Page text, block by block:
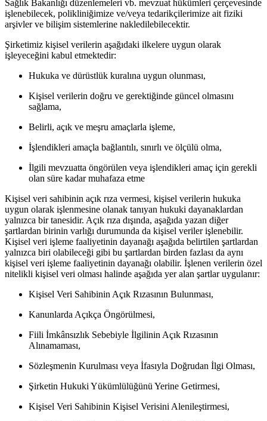
Sağlık Bakanlığı düzenlemeleri vb. mevzuat hükümleri çerçevesinde
işlenebilecek, polikliniğimize ve/veya tedarikçilerimize ait fiziki
arşivler ve bilişim sistemlerine nakledilebilecektir.
Şirketimiz kişisel verilerin aşağıdaki ilkelere uygun olarak
işleyeceğini kabul etmektedir:
Hukuka ve dürüstlük kuralına uygun olunması,
Kişisel verilerin doğru ve gerektiğinde güncel olmasını
sağlama,
Belirli, açık ve meşru amaçlarla işleme,
İşlendikleri amaçla bağlantılı, sınırlı ve ölçülü olma,
İlgili mevzuatta öngörülen veya işlendikleri amaç için gerekli
olan süre kadar muhafaza etme
Kişisel veri sahibinin açık rıza vermesi, kişisel verilerin hukuka
uygun olarak işlenmesine olanak tanıyan hukuki dayanaklardan
yalnızca bir tanesidir. Açık rıza dışında, aşağıda yazan diğer
şartlardan birinin varlığı durumunda da kişisel veriler işlenebilir.
Kişisel veri işleme faaliyetinin dayanağı aşağıda belirtilen şartlardan
yalnızca biri olabileceği gibi bu şartlardan birden fazlası da aynı
kişisel veri işleme faaliyetinin dayanağı olabilir. İşlenen verilerin özel
nitelikli kişisel veri olması halinde aşağıda yer alan şartlar uygulanır:
Kişisel Veri Sahibinin Açık Rızasının Bulunması,
Kanunlarda Açıkça Öngörülmesi,
Fiili İmkânsızlık Sebebiyle İlgilinin Açık Rızasının
Alınamaması,
Sözleşmenin Kurulması veya İfasıyla Doğrudan İlgi Olması,
Şirketin Hukuki Yükümlülüğünü Yerine Getirmesi,
Kişisel Veri Sahibinin Kişisel Verisini Alenileştirmesi,